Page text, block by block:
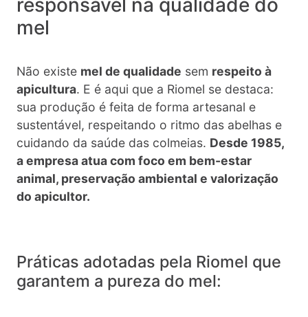
responsável na qualidade do
mel
Não existe mel de qualidade sem respeito à
apicultura. E é aqui que a Riomel se destaca:
sua produção é feita de forma artesanal e
sustentável, respeitando o ritmo das abelhas e
cuidando da saúde das colmeias. Desde 1985,
a empresa atua com foco em bem-estar
animal, preservação ambiental e valorização
do apicultor.
Práticas adotadas pela Riomel que
garantem a pureza do mel: